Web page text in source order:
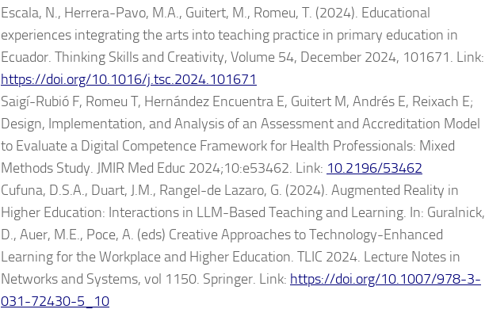
Escala, N., Herrera-Pavo, M.A., Guitert, M., Romeu, T. (2024). Educational
experiences integrating the arts into teaching practice in primary education in
Ecuador. Thinking Skills and Creativity, Volume 54, December 2024, 101671. Link:
https://doi.org/10.1016/j.tsc.2024.101671
Saigí-Rubió F, Romeu T, Hernández Encuentra E, Guitert M, Andrés E, Reixach E;
Design, Implementation, and Analysis of an Assessment and Accreditation Model
to Evaluate a Digital Competence Framework for Health Professionals: Mixed
Methods Study. JMIR Med Educ 2024;10:e53462. Link: 10.2196/53462
Cufuna, D.S.A., Duart, J.M., Rangel-de Lazaro, G. (2024). Augmented Reality in
Higher Education: Interactions in LLM-Based Teaching and Learning. In: Guralnick,
D., Auer, M.E., Poce, A. (eds) Creative Approaches to Technology-Enhanced
Learning for the Workplace and Higher Education. TLIC 2024. Lecture Notes in
Networks and Systems, vol 1150. Springer. Link: https://doi.org/10.1007/978-3-
031-72430-5_10